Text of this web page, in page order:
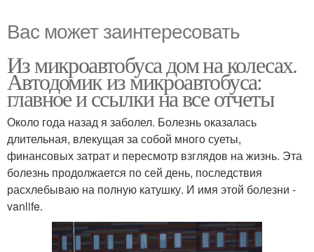
Вас может заинтересовать
Из микроавтобуса дом на колесах.
Автодомик из микроавтобуса:
главное и ссылки на все отчеты
Около года назад я заболел. Болезнь оказалась
длительная, влекущая за собой много суеты,
финансовых затрат и пересмотр взглядов на жизнь. Эта
болезнь продолжается по сей день, последствия
расхлебываю на полную катушку. И имя этой болезни -
vanlife.